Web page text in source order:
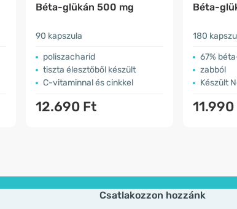
Béta-glükán 500 mg
90 kapszula
poliszacharid
tiszta élesztőből készült
C-vitaminnal és cinkkel
12.690 Ft
Béta-
180
67%
zabból
Készült
Csatlakozzon hozzánk